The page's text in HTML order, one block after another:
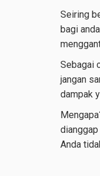
Seiring
bagi
Sebagai
jangan
dampak
Anda